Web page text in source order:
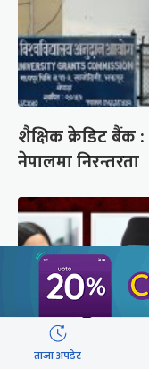
शैक्षिक क्रेडिट बैंक
नेपालमा निरन्तरता
ताजा अपडेट